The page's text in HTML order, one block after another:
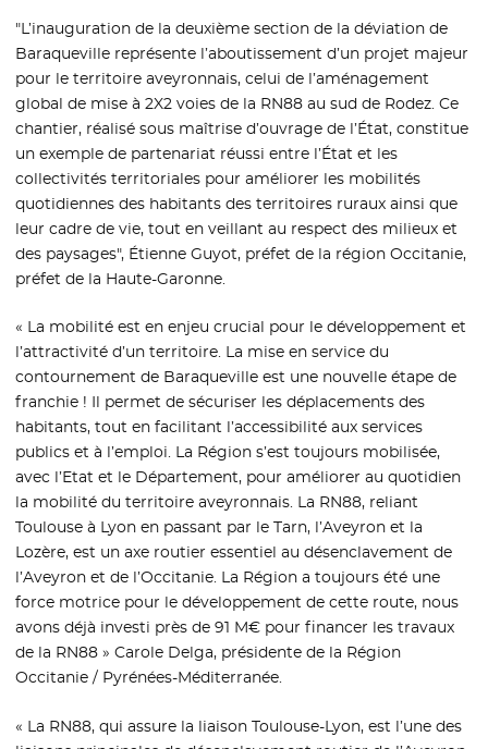
"L’inauguration de la deuxième section de la déviation de
Baraqueville représente l’aboutissement d’un projet majeur
pour le territoire aveyronnais, celui de l’aménagement
global de mise à 2X2 voies de la RN88 au sud de Rodez. Ce
chantier, réalisé sous maîtrise d’ouvrage de l’État, constitue
un exemple de partenariat réussi entre l’État et les
collectivités territoriales pour améliorer les mobilités
quotidiennes des habitants des territoires ruraux ainsi que
leur cadre de vie, tout en veillant au respect des milieux et
des paysages", Étienne Guyot, préfet de la région Occitanie,
préfet de la Haute-Garonne.
« La mobilité est en enjeu crucial pour le développement et
l’attractivité d’un territoire. La mise en service du
contournement de Baraqueville est une nouvelle étape de
franchie ! Il permet de sécuriser les déplacements des
habitants, tout en facilitant l’accessibilité aux services
publics et à l’emploi. La Région s’est toujours mobilisée,
avec l’Etat et le Département, pour améliorer au quotidien
la mobilité du territoire aveyronnais. La RN88, reliant
Toulouse à Lyon en passant par le Tarn, l’Aveyron et la
Lozère, est un axe routier essentiel au désenclavement de
l’Aveyron et de l’Occitanie. La Région a toujours été une
force motrice pour le développement de cette route, nous
avons déjà investi près de 91 M€ pour financer les travaux
de la RN88 » Carole Delga, présidente de la Région
Occitanie / Pyrénées-Méditerranée.
« La RN88, qui assure la liaison Toulouse-Lyon, est l’une des